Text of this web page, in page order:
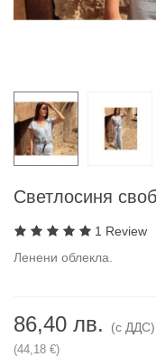
Светлосиня
1 Review
Ленени облекла.
86,40 лв. (с ДДС)
(44,18 €)